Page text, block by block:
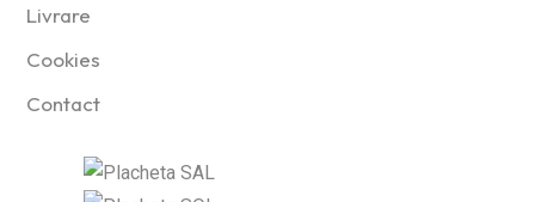
Livrare
Cookies
Contact